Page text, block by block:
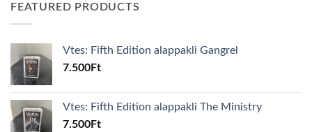
FEATURED PRODUCTS
Vtes: Fifth Edition alappakli Gangrel
7.500Ft
Vtes: Fifth Edition alappakli The Ministry
7.500Ft